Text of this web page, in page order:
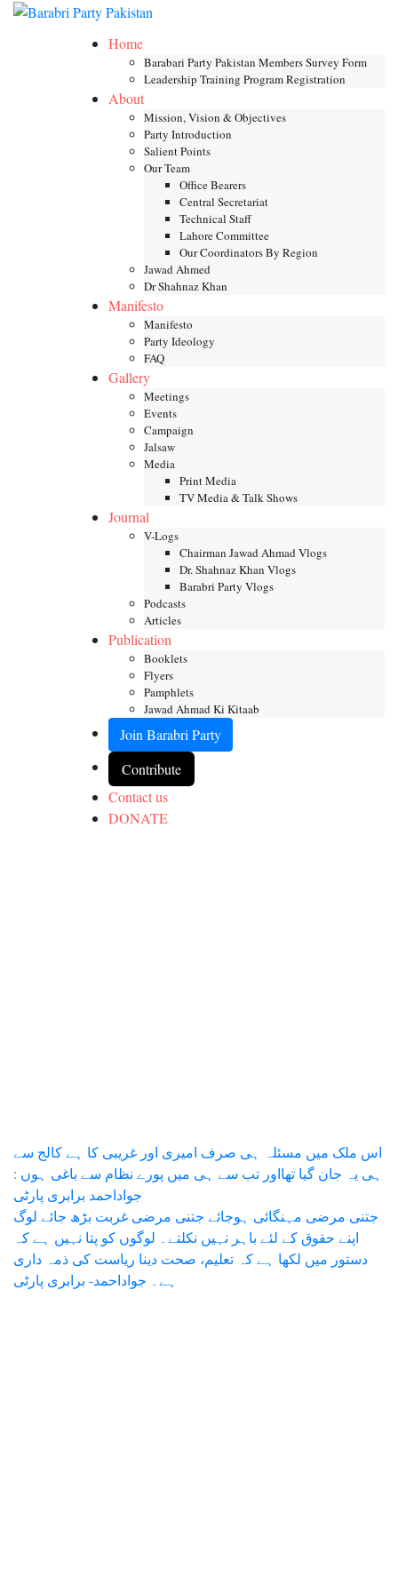
Skip
Home
Barabari Party Pakistan Members Survey Form
Leadership Training Program Registration
About
Mission, Vision & Objectives
Party Introduction
Salient Points
Our Team
Office Bearers
Central Secretariat
Technical Staff
Lahore Committee
Our Coordinators By Region
Jawad Ahmed
Dr Shahnaz Khan
Manifesto
Manifesto
Party Ideology
FAQ
Gallery
Meetings
Events
Campaign
Jalsaw
Media
Print Media
TV Media & Talk Shows
Journal
V-Logs
Chairman Jawad Ahmad Vlogs
Dr. Shahnaz Khan Vlogs
Barabri Party Vlogs
Podcasts
Articles
Publication
Booklets
Flyers
Pamphlets
Jawad Ahmad Ki Kitaab
Join Barabri Party
Contribute
Contact us
DONATE
Post
navigation
اس ملک میں مسئلہ ہی صرف امیری اور غریبی کا ہے کالج سے
ہی یہ جان گیا تھااور تب سے ہی میں پورے نظام سے باغی ہوں :
جواداحمد برابری پارٹی
جتنی مرضی مہنگائی ہوجائے جتنی مرضی غربت بڑھ جائے لوگ
اپنے حقوق کے لئے باہر نہیں نکلتے۔ لوگوں کو پتا نہیں ہے کہ
دستور میں لکھا ہے کہ تعلیم، صحت دینا ریاست کی ذمہ داری
ہے۔ جواداحمد- برابری پارٹی